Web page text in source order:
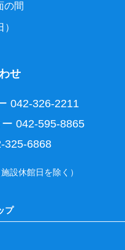
の間
せ
042-326-2211
042-595-8865
325-6868
設休館日を除く）
プ